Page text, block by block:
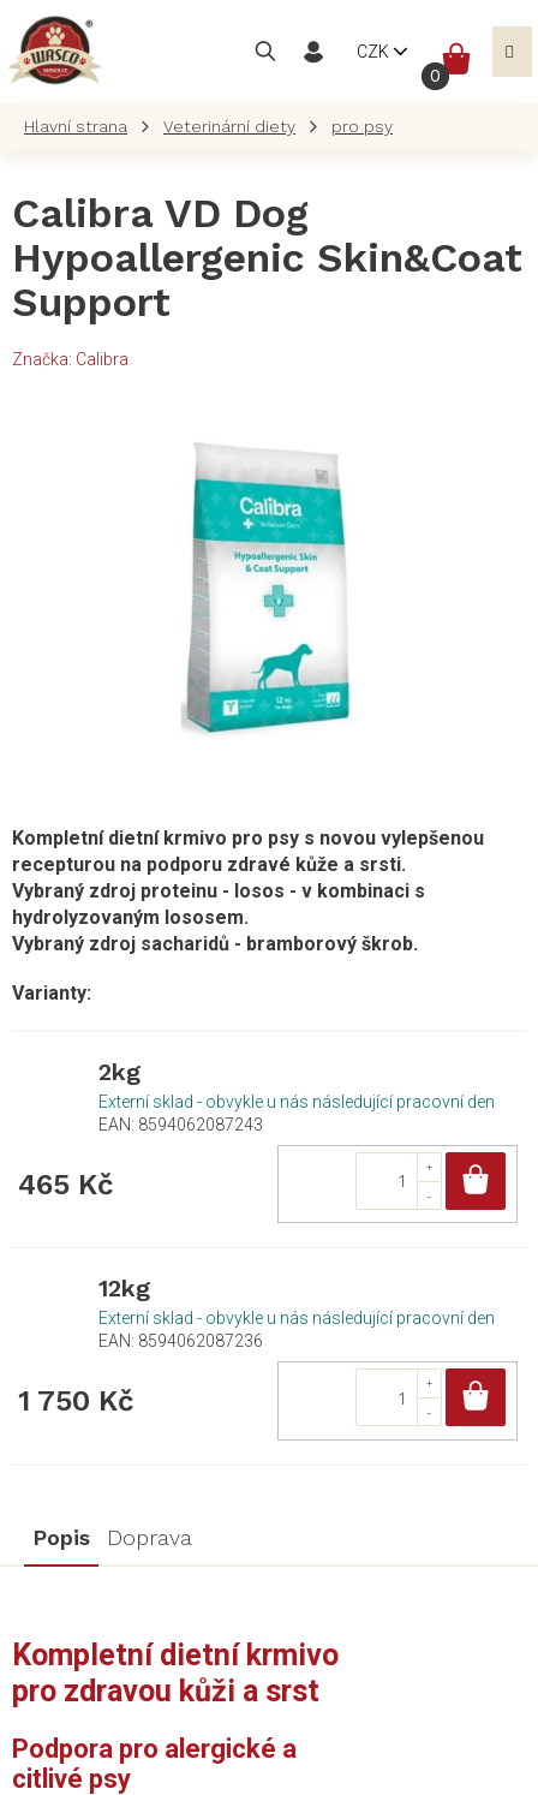
obsah
CZK
Veterinární diety pro psy
Calibra VD Dog
Hypoallergenic Skin&Coat
Support
Značka: Calibra
Kompletní dietní krmivo pro psy s novou vylepšenou
recepturou na podporu zdravé kůže a srsti.
Vybraný zdroj proteinu - losos - v kombinaci s
hydrolyzovaným lososem.
Vybraný zdroj sacharidů - bramborový škrob.
2kg
Externí sklad - obvykle u nás následující pracovní den
EAN: 8594062087243
465 Kč
12kg
Externí sklad - obvykle u nás následující pracovní den
EAN: 8594062087236
1 750 Kč
Popis Doprava
Kompletní dietní krmivo
pro zdravou kůži a srst
Podpora pro alergické a
citlivé psy